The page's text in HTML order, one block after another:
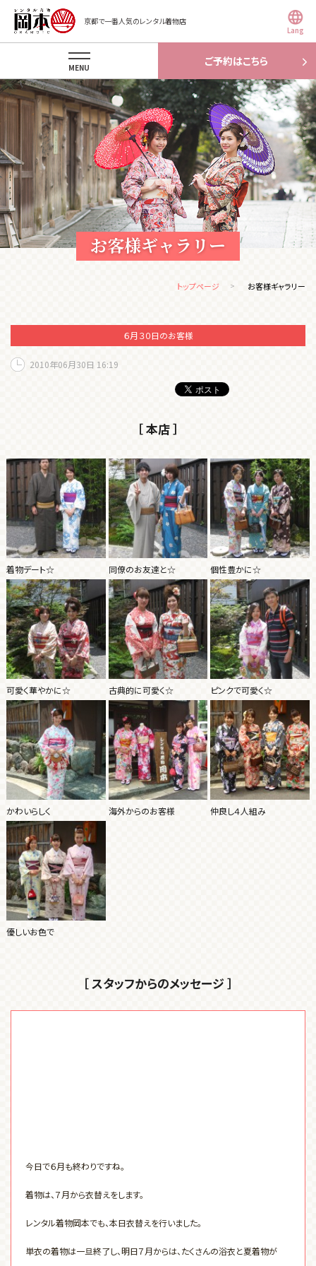
京都で一番人気のレンタル着物店
Lang
ご予約はこちら
MENU
お客様ギャラリー
トップページ お客様ギャラリー
６月３０日のお客様
2010年06月30日 16:19
［ 本店 ］
着物デート☆ 同僚のお友達と☆ 個性豊かに☆
可愛く華やかに☆ 古典的に可愛く☆ ピンクで可愛く☆
かわいらしく 海外からのお客様 仲良し４人組み
優しいお色で
［ スタッフからのメッセージ ］
今日で６月も終わりですね。
着物は、７月から衣替えをします。
レンタル着物岡本でも、本日衣替えを行いました。
単衣の着物は一旦終了し、明日７月からは、たくさんの浴衣と夏着物が